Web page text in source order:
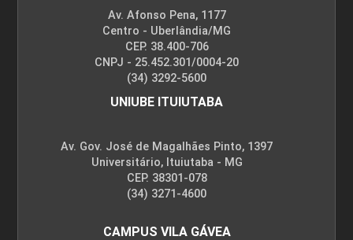
Av. Afonso Pena, 1177
Centro - Uberlândia/MG
CEP. 38.400-706
CNPJ - 25.452.301/0004-20
(34) 3292-5600
UNIUBE ITUIUTABA
Av. Gov. José de Magalhães Pinto, 1397
Universitário, Ituiutaba - MG
CEP. 38301-078
(34) 3271-4600
CAMPUS VILA GÁVEA